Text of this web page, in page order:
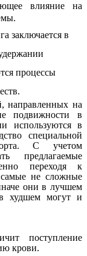
влияние на
заключается в
процессы
направленных на
подвижности в
используются в
специальной
С учетом
предлагаемые
переходя к
не сложные
они в лучшем
худшем могут и
поступление
крови.